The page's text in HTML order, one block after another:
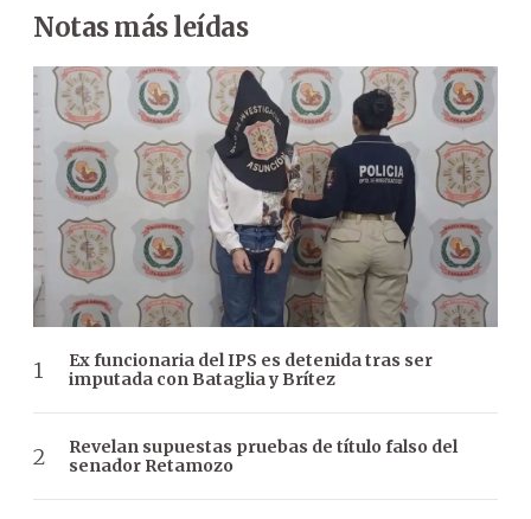
Notas más leídas
Ex funcionaria del IPS es detenida tras ser
imputada con Bataglia y Brítez
Revelan supuestas pruebas de título falso del
senador Retamozo